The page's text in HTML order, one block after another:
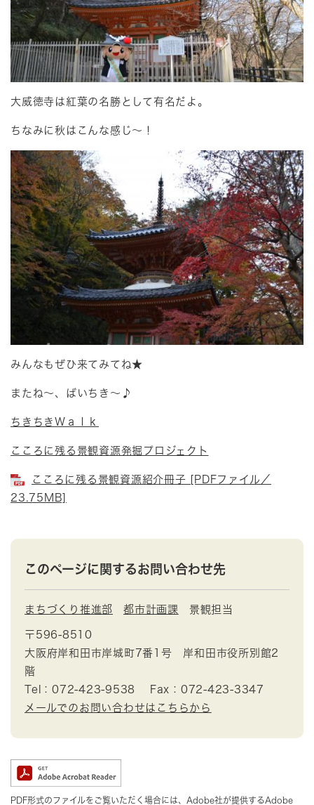
大威徳寺は紅葉の名勝として有名だよ。
ちなみに秋はこんな感じ～！
みんなもぜひ来てみてね★
またね～、ばいちき～♪
ちきちきＷａｌｋ
こころに残る景観資源発掘プロジェクト
こころに残る景観資源紹介冊子 [PDFファイル／
23.75MB]
このページに関するお問い合わせ先
まちづくり推進部 都市計画課 景観担当
〒596-8510
大阪府岸和田市岸城町7番1号 岸和田市役所別館2
階
Tel：072-423-9538
Fax：072-423-3347
メールでのお問い合わせはこちらから
PDF形式のファイルをご覧いただく場合には、Adobe社が提供するAdobe